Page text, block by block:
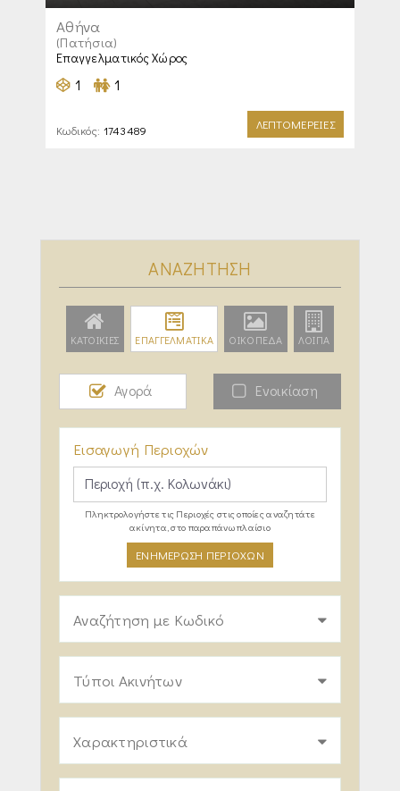
Αθήνα
(Πατήσια)
Επαγγελματικός Χώρος
1 1
Κωδικός: 1743489 ΛΕΠΤΟΜΕΡΕΙΕΣ
ΑΝΑΖΗΤΗΣΗ
ΚΑΤΟΙΚΙΕΣ ΕΠΑΓΓΕΛΜΑΤΙΚΑ ΟΙΚΟΠΕΔΑ ΛΟΙΠΑ
Αγορά Ενοικίαση
Εισαγωγή Περιοχών
Πληκτρολογήστε τις Περιοχές στις οποίες αναζητάτε
ακίνητα, στο παραπάνω πλαίσιο
ΕΝΗΜΕΡΩΣΗ ΠΕΡΙΟΧΩΝ
Αναζήτηση με Κωδικό
Τύποι Ακινήτων
Χαρακτηριστικά